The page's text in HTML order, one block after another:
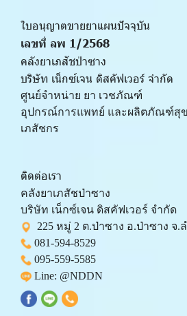
ใบอนุญาตขายยาแผนปัจจุบัน
เลขที่ ลพ 1/2568
คลังยาเภสัชป่าซาง
บริษัท เน็กซ์เจน ดิสคัฟเวอร์ จำกัด
ศูนย์จำหน่าย ยา เวชภัณฑ์
อุปกรณ์การแพทย์ และผลิตภัณฑ์สุ
เภสัชกร
ติดต่อเรา
คลังยาเภสัชป่าซาง
บริษัท เน็กซ์เจน ดิสคัฟเวอร์ จำกัด
225 หมู่ 2 ต.ป่าซาง อ.ป่าซาง จ.
081-594-8529
095-559-5585
Line: @NDDN